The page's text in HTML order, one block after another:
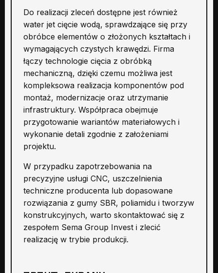
Do realizacji zleceń dostępne jest również
water jet cięcie wodą, sprawdzające się przy
obróbce elementów o złożonych kształtach i
wymagających czystych krawędzi. Firma
łączy technologie cięcia z obróbką
mechaniczną, dzięki czemu możliwa jest
kompleksowa realizacja komponentów pod
montaż, modernizacje oraz utrzymanie
infrastruktury. Współpraca obejmuje
przygotowanie wariantów materiałowych i
wykonanie detali zgodnie z założeniami
projektu.
W przypadku zapotrzebowania na
precyzyjne usługi CNC, uszczelnienia
techniczne producenta lub dopasowane
rozwiązania z gumy SBR, poliamidu i tworzyw
konstrukcyjnych, warto skontaktować się z
zespołem Sema Group Invest i zlecić
realizację w trybie produkcji.